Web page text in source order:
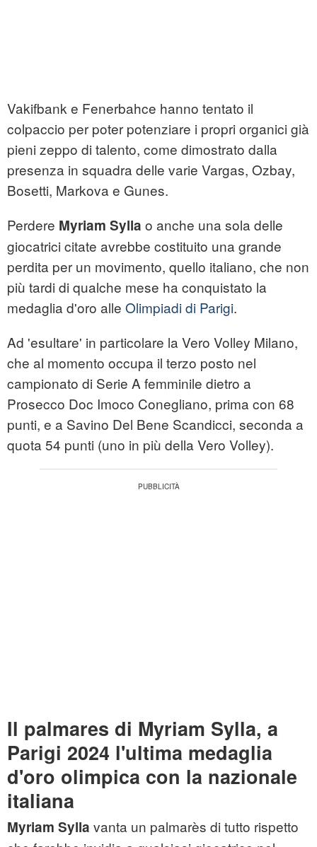
Vakifbank e Fenerbahce hanno tentato il
colpaccio per poter potenziare i propri organici già
pieni zeppo di talento, come dimostrato dalla
presenza in squadra delle varie Vargas, Ozbay,
Bosetti, Markova e Gunes.
Perdere Myriam Sylla o anche una sola delle
giocatrici citate avrebbe costituito una grande
perdita per un movimento, quello italiano, che non
più tardi di qualche mese ha conquistato la
medaglia d'oro alle Olimpiadi di Parigi.
Ad 'esultare' in particolare la Vero Volley Milano,
che al momento occupa il terzo posto nel
campionato di Serie A femminile dietro a
Prosecco Doc Imoco Conegliano, prima con 68
punti, e a Savino Del Bene Scandicci, seconda a
quota 54 punti (uno in più della Vero Volley).
Il palmares di Myriam Sylla, a
Parigi 2024 l'ultima medaglia
d'oro olimpica con la nazionale
italiana
Myriam Sylla vanta un palmarès di tutto rispetto